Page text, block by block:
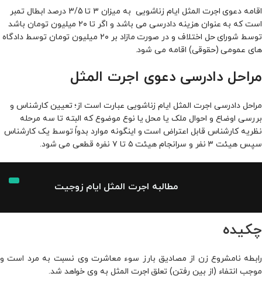
اقامه دعوی اجرت المثل ایام زناشویی به میزان ۳ تا 3/5 درصد ابطال تمبر
است که به عنوان هزینه دادرسی می باشد و اگر تا ۲۰ میلیون تومان باشد
توسط شورای حل اختلاف و در صورت مازاد بر ۲۰ میلیون تومان توسط دادگاه
های عمومی (حقوقی) اقامه می شود.
مراحل دادرسی دعوی اجرت المثل
مراحل دادرسی اجرت المثل ایام زناشویی عبارت است از؛ تعیین کارشناس و
بررسی اوضاع و احوال ملک یا محل یا نوع موضوع که البته تا سه مرحله
نظریه کارشناس قابل اعتراض است و اینگونه موارد بدواً توسط یک کارشناس
سپس هیئت ۳ نفر و سرانجام هیئت ۵ تا ۷ نفره قطعی می شود.
مطالبه اجرت‌ المثل ایام زوجیت
چکیده
رابطه نامشروع زن از مصادیق بارز سوء معاشرت وی نسبت به مرد است و
موجب انتفاء (از بین رفتن) تعلق اجرت المثل به وی خواهد شد.